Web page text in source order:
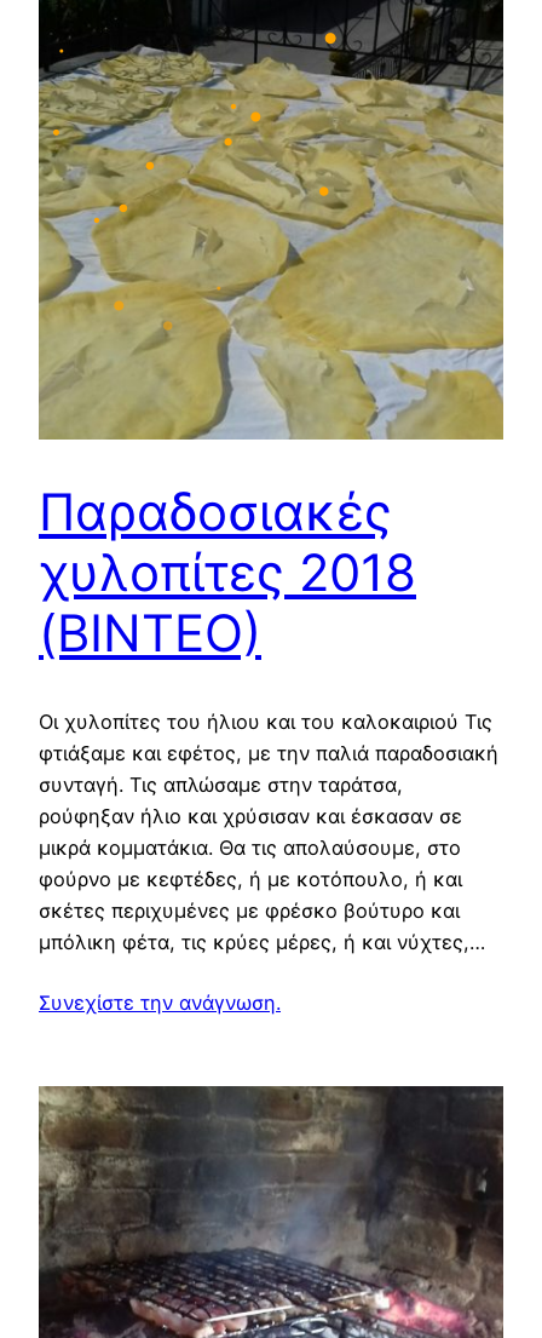
•
• •
•
•
•
•
•
•
Παραδοσιακές
χυλοπίτες 2018
(ΒΙΝΤΕΟ)
Οι χυλοπίτες του ήλιου και του καλοκαιριού Τις
φτιάξαμε και εφέτος, με την παλιά παραδοσιακή
συνταγή. Τις απλώσαμε στην ταράτσα,
ρούφηξαν ήλιο και χρύσισαν και έσκασαν σε
μικρά κομματάκια. Θα τις απολαύσουμε, στο
φούρνο με κεφτέδες, ή με κοτόπουλο, ή και
σκέτες περιχυμένες με φρέσκο βούτυρο και
μπόλικη φέτα, τις κρύες μέρες, ή και νύχτες,…
Συνεχίστε την ανάγνωση.